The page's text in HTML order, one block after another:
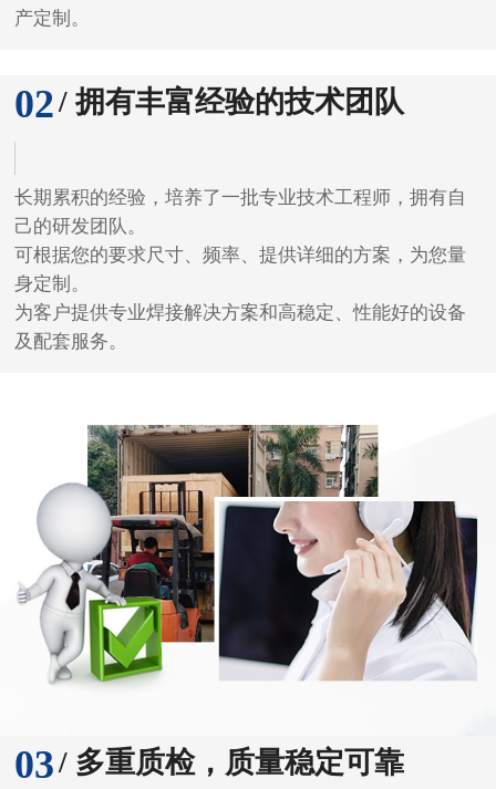
产定制。
02/ 拥有丰富经验的技术团队
长期累积的经验，培养了一批专业技术工程师，拥有自
己的研发团队。
可根据您的要求尺寸、频率、提供详细的方案，为您量
身定制。
为客户提供专业焊接解决方案和高稳定、性能好的设备
及配套服务。
03/ 多重质检，质量稳定可靠